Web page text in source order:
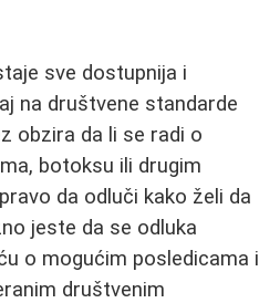
sve dostupnija i
na društvene standarde
obzira da li se radi o
botoksu ili drugim
da odluči kako želi da
jeste da se odluka
o mogućim posledicama i
društvenim